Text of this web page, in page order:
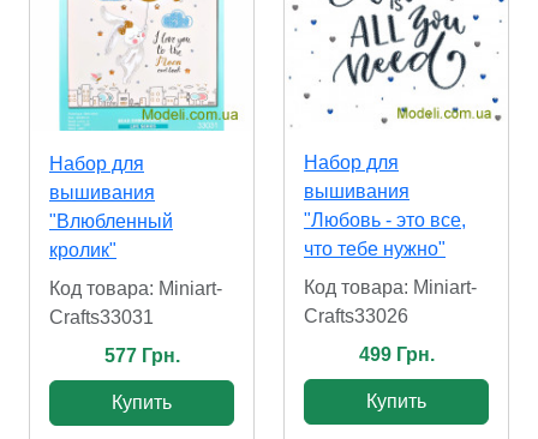
Набор для
вышивания
"Влюбленный
кролик"
Код товара: Miniart-
Crafts33031
577 Грн.
Купить
Набор для
вышивания
"Любовь - это все,
что тебе нужно"
Код товара: Miniart-
Crafts33026
499 Грн.
Купить